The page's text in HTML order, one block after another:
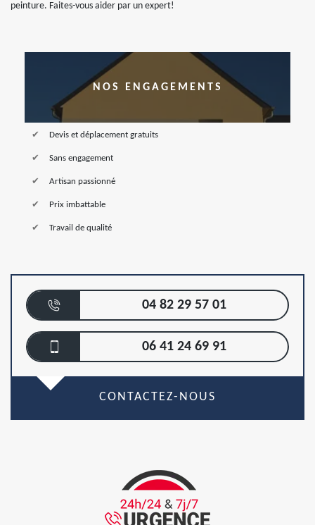
peinture. Faites-vous aider par un expert!
NOS ENGAGEMENTS
Devis et déplacement gratuits
Sans engagement
Artisan passionné
Prix imbattable
Travail de qualité
04 82 29 57 01
06 41 24 69 91
CONTACTEZ-NOUS